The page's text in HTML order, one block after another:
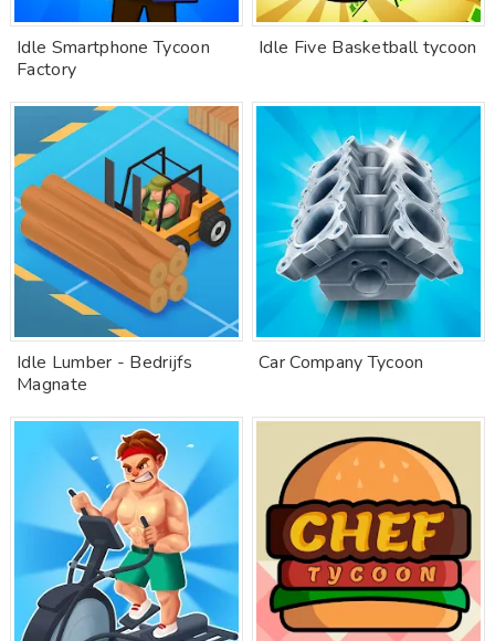
Idle Smartphone Tycoon
Factory
Idle Five Basketball tycoon
Idle Lumber - Bedrijfs
Magnate
Car Company Tycoon